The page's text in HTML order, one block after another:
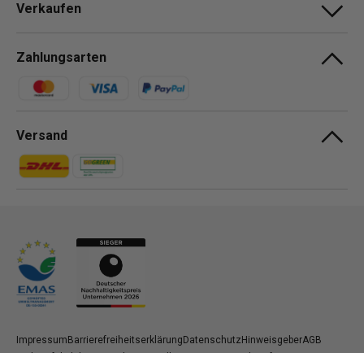
Verkaufen
Zahlungsarten
Zahlungsmethoden
Versand
Zahlungsmethoden
Zahlungsmethoden
ImpressumBarrierefreiheitserklärungDatenschutzHinweisgeberAGB